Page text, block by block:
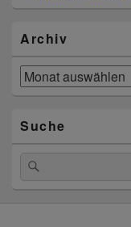
Archiv
Archiv
Suche
Suchen
nach: